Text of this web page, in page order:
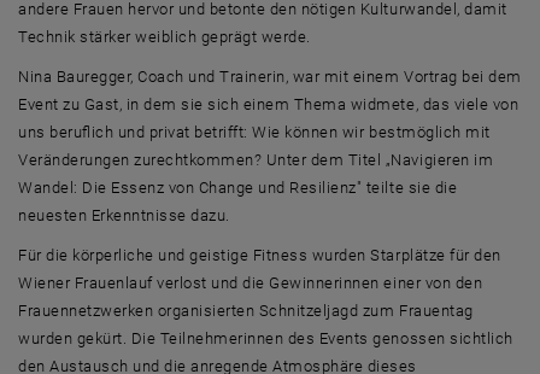
andere Frauen hervor und betonte den nötigen Kulturwandel, damit
Technik stärker weiblich geprägt werde.
Nina Bauregger, Coach und Trainerin, war mit einem Vortrag bei dem
Event zu Gast, in dem sie sich einem Thema widmete, das viele von
uns beruflich und privat betrifft: Wie können wir bestmöglich mit
Veränderungen zurechtkommen? Unter dem Titel „Navigieren im
Wandel: Die Essenz von Change und Resilienz" teilte sie die
neuesten Erkenntnisse dazu.
Für die körperliche und geistige Fitness wurden Starplätze für den
Wiener Frauenlaufverlost und die Gewinnerinnen einer von den
Frauennetzwerken organisierten Schnitzeljagd zum Frauentag
wurden gekürt. Die Teilnehmerinnen des Events genossen sichtlich
den Austausch und die anregende Atmosphäre dieses